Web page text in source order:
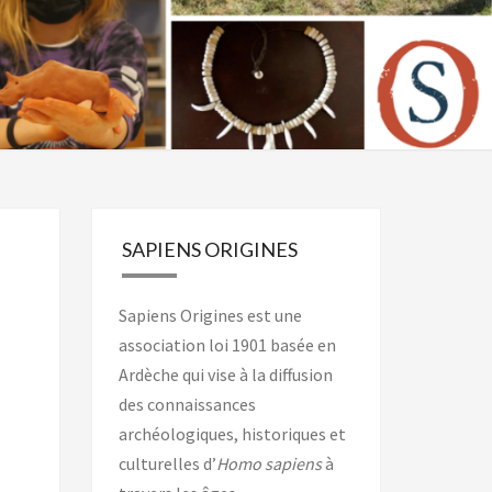
SAPIENS ORIGINES
Sapiens Origines est une
association loi 1901 basée en
Ardèche qui vise à la diffusion
des connaissances
archéologiques, historiques et
culturelles d’Homo sapiensà